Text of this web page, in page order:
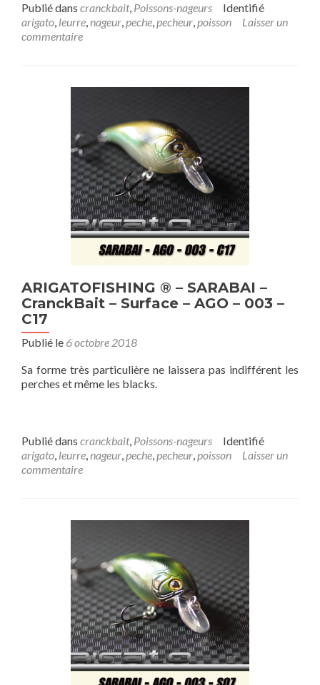
Publié dans cranckbait, Poissons-nageurs
Identifié
arigato, leurre,nageur,peche,pecheur,poisson
Laisser un
commentaire
ARIGATOFISHING ® – SARABAI –
CranckBait – Surface – AGO – 003 –
C17
Publié le 6 octobre 2018
Sa forme très particulière ne laissera pas indifférent les
perches et même les blacks.
Publié dans cranckbait, Poissons-nageurs
Identifié
arigato, leurre,nageur,peche,pecheur,poisson
Laisser un
commentaire